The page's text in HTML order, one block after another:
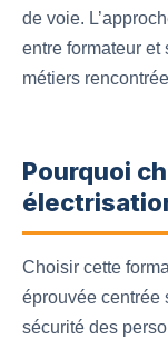
de voie.
entre formateur et
métiers
Pourquoi
Choisir cette
éprouvée centrée
sécurité des